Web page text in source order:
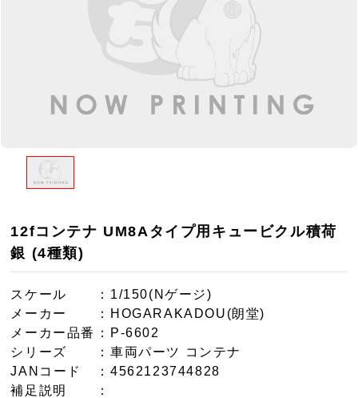
12fコンテナ UM8Aタイプ用キュービクル積荷
銀 (4種類)
スケール
：1/150(Nゲージ)
メーカー
：HOGARAKADOU(朗堂)
メーカー品番
：P-6602
シリーズ
：車両パーツ コンテナ
JANコード
：4562123744828
補足説明
：